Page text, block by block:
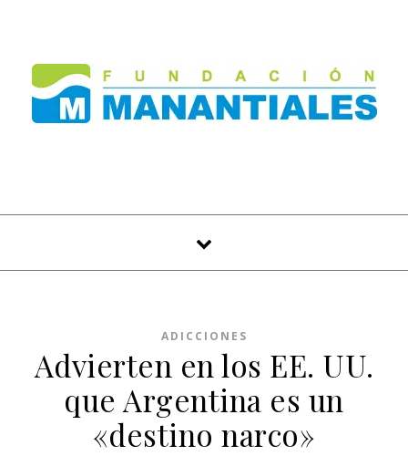
ADICCIONES
Advierten en los EE. UU.
que Argentina es un
«destino narco»